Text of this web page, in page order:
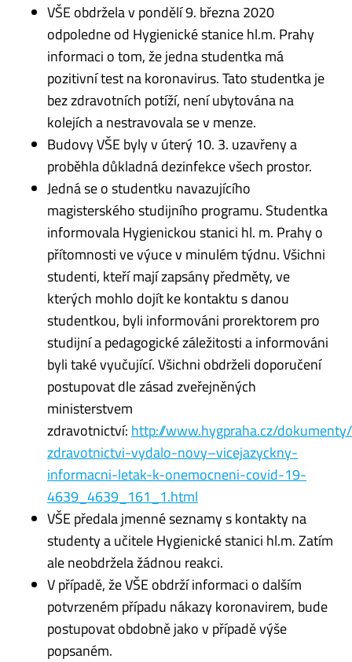
VŠE obdržela v pondělí 9. března 2020
odpoledne od Hygienické stanice hl.m. Prahy
informaci o tom, že jedna studentka má
pozitivní test na koronavirus. Tato studentka je
bez zdravotních potíží, není ubytována na
kolejích a nestravovala se v menze.
Budovy VŠE byly v úterý 10. 3. uzavřeny a
proběhla důkladná dezinfekce všech prostor.
Jedná se o studentku navazujícího
magisterského studijního programu. Studentka
informovala Hygienickou stanici hl. m. Prahy o
přítomnosti ve výuce v minulém týdnu. Všichni
studenti, kteří mají zapsány předměty, ve
kterých mohlo dojít ke kontaktu s danou
studentkou, byli informováni prorektorem pro
studijní a pedagogické záležitosti a informováni
byli také vyučující. Všichni obdrželi doporučení
postupovat dle zásad zveřejněných
ministerstvem
zdravotnictví: http://www.hygpraha.cz/
zdravotnictvi-vydalo-novy–vicejazyckny-
informacni-letak-k-onemocneni-covid-19-
4639_4639_161_1.html
VŠE předala jmenné seznamy s kontakty na
studenty a učitele Hygienické stanici hl.m. Zatím
ale neobdržela žádnou reakci.
V případě, že VŠE obdrží informaci o dalším
potvrzeném případu nákazy koronavirem, bude
postupovat obdobně jako v případě výše
popsaném.